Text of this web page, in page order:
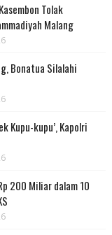
Tolak
Malang
Bonatua Silalahi
Kupu-kupu’, Kapolri
200 Miliar dalam 10